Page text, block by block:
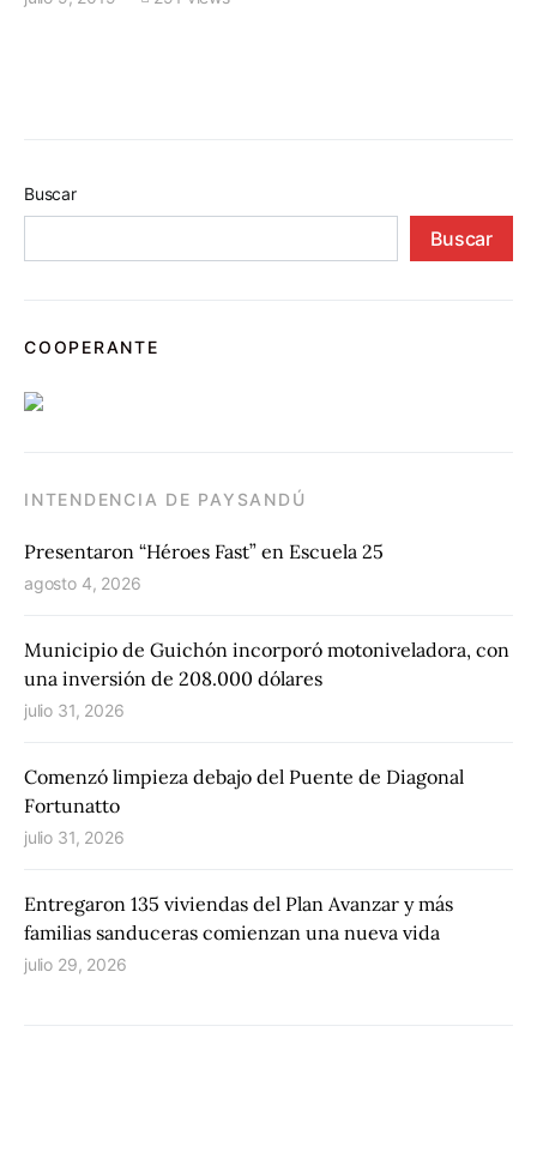
Buscar
Buscar
COOPERANTE
INTENDENCIA DE PAYSANDÚ
Presentaron “Héroes Fast” en Escuela 25
agosto 4, 2026
Municipio de Guichón incorporó motoniveladora, con
una inversión de 208.000 dólares
julio 31, 2026
Comenzó limpieza debajo del Puente de Diagonal
Fortunatto
julio 31, 2026
Entregaron 135 viviendas del Plan Avanzar y más
familias sanduceras comienzan una nueva vida
julio 29, 2026